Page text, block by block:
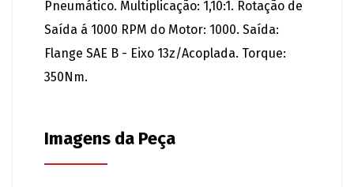
Pneumático. Multiplicação: 1,10:1. Rotação de
Saída á 1000 RPM do Motor: 1000. Saída:
Flange SAE B - Eixo 13z/Acoplada. Torque:
350Nm.
Imagens da Peça